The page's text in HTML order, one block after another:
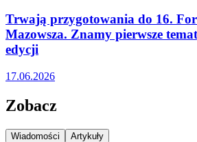
Trwają przygotowania do 16.
Mazowsza. Znamy pierwsze
edycji
17.06.2026
Zobacz
Wiadomości Artykuły